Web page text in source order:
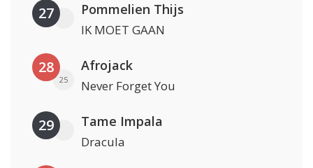
27 Pommelien Thijs
IK MOET GAAN
28
25
Afrojack
Never Forget You
29 Tame Impala
Dracula